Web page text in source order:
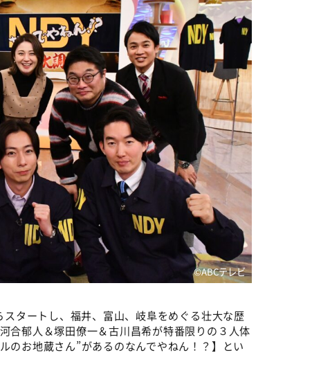
©️ABCテレビ
タートし、福井、富山、岐阜をめぐる壮大な歴
合郁人＆塚田僚一＆古川昌希が特番限りの３人体
のお地蔵さん”があるのなんでやねん！？】とい